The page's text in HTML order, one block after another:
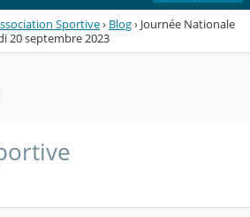
Sportive› Blog› Journée Nationale
20 septembre 2023